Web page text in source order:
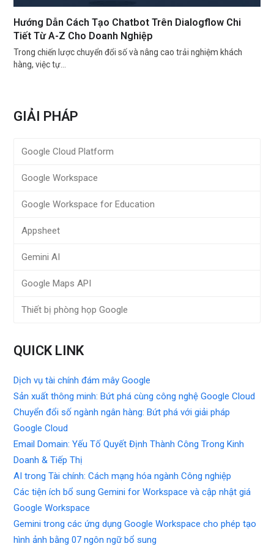
Hướng Dẫn Cách Tạo Chatbot Trên Dialogflow Chi
Tiết Từ A-Z Cho Doanh Nghiệp
Trong chiến lược chuyển đổi số và nâng cao trải nghiệm khách
hàng, việc tự…
GIẢI PHÁP
Google Cloud Platform
Google Workspace
Google Workspace for Education
Appsheet
Gemini AI
Google Maps API
Thiết bị phòng họp Google
QUICK LINK
Dịch vụ tài chính đám mây Google
Sản xuất thông minh: Bứt phá cùng công nghệ Google Cloud
Chuyển đổi số ngành ngân hàng: Bứt phá với giải pháp
Google Cloud
Email Domain: Yếu Tố Quyết Định Thành Công Trong Kinh
Doanh & Tiếp Thị
AI trong Tài chính: Cách mạng hóa ngành Công nghiệp
Các tiện ích bổ sung Gemini for Workspace và cập nhật giá
Google Workspace
Gemini trong các ứng dụng Google Workspace cho phép tạo
hình ảnh bằng 07 ngôn ngữ bổ sung